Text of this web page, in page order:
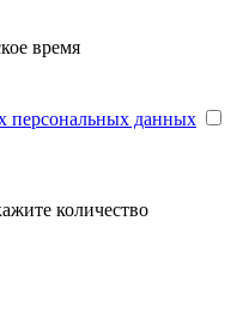
время
персональных данных
количество